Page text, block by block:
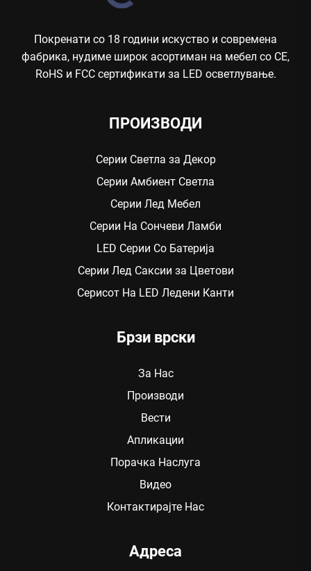
Покренати со 18 години искуство и современа
фабрика, нудиме широк асортиман на мебел со CE,
RoHS и FCC сертификати за LED осветлување.
ПРОИЗВОДИ
Серии Светла за Декор
Серии Амбиент Светла
Серии Лед Мебел
Серии На Сончеви Ламби
LED Серии Со Батерија
Серии Лед Саксии за Цветови
Серисот На LED Ледени Канти
Брзи врски
За Нас
Производи
Вести
Апликации
Порачка Наслуга
Видео
Контактирајте Нас
Адреса